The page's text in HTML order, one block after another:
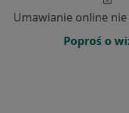
Umawianie online
Poproś o